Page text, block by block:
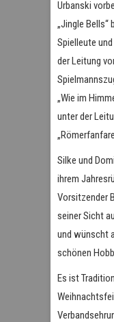
Urbanski
„Jingle Bells“
Spielleute
der Leitung
„Wie im
unter der
Silke und
ihrem
Vorsitzender
seiner Sicht
und wünscht
schönen
Es ist